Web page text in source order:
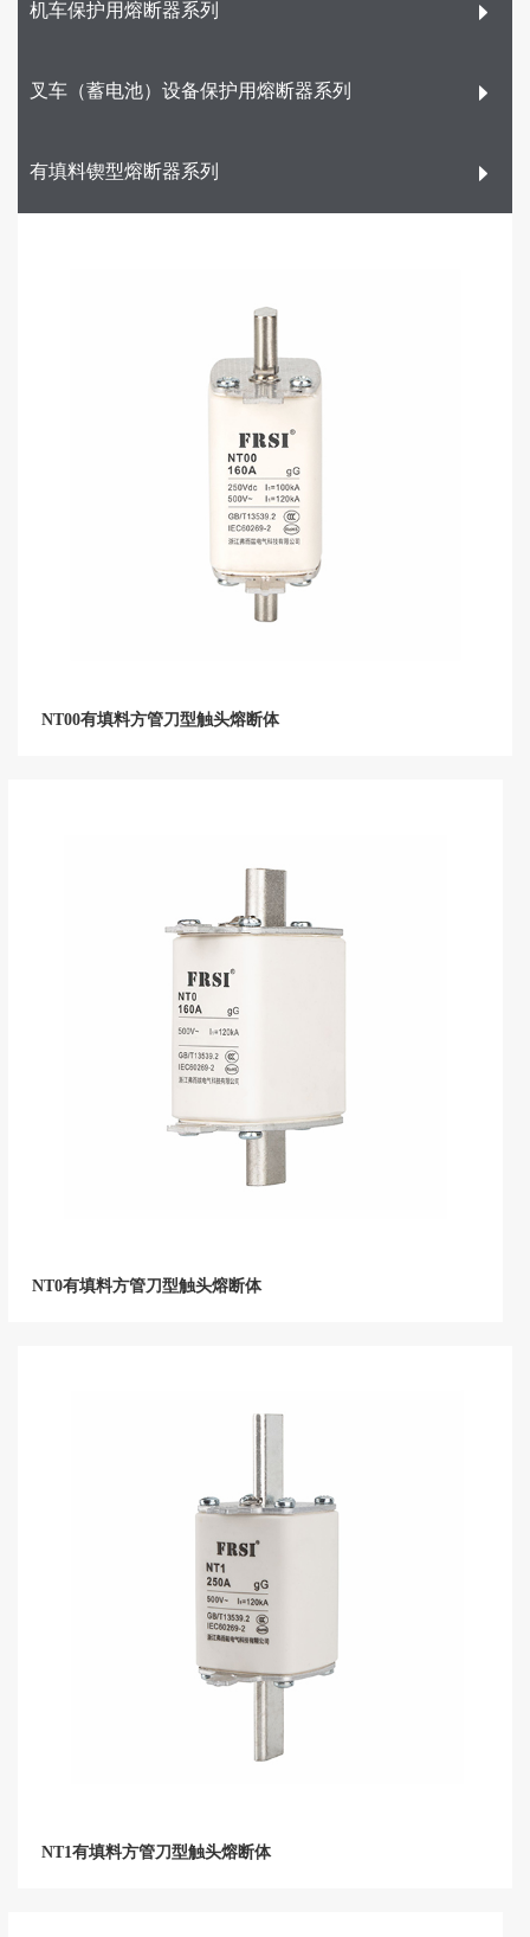
机车保护用熔断器系列
叉车（蓄电池）设备保护用熔断器系列
有填料锲型熔断器系列
NT00有填料方管刀型触头熔断体
NT0有填料方管刀型触头熔断体
NT1有填料方管刀型触头熔断体